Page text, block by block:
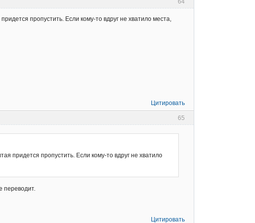
64
пропустить. Если кому-то вдруг не хватило места,
Цитировать
65
придется пропустить. Если кому-то вдруг не хватило
переводит.
Цитировать